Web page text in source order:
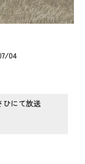
04
ひにて放送
TV』は2024
す！
いの地域
ら、いつ